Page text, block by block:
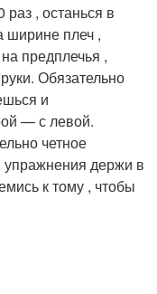
, останься в
ширине плеч ,
предплечья ,
Обязательно
и
— с левой.
четное
держи в
к тому , чтобы